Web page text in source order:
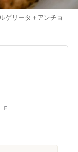
ゲリータ＋アンチョ